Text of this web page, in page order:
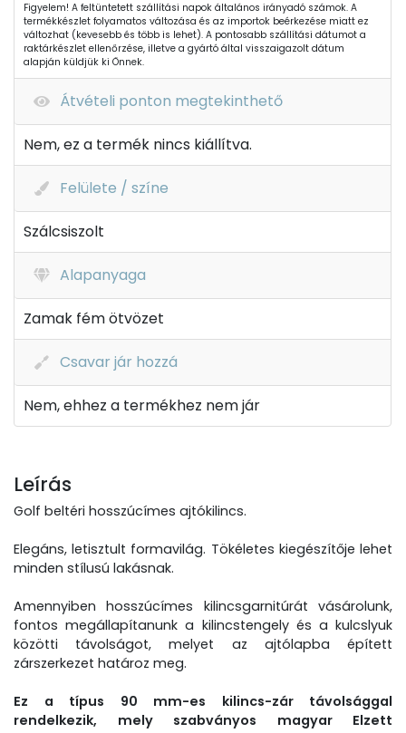
Figyelem! A feltüntetett szállítási napok általános irányadó számok. A
termékkészlet folyamatos változása és az importok beérkezése miatt ez
változhat (kevesebb és több is lehet). A pontosabb szállítási dátumot a
raktárkészlet ellenőrzése, illetve a gyártó által visszaigazolt dátum
alapján küldjük ki Önnek.
Átvételi ponton megtekinthető
Nem, ez a termék nincs kiállítva.
Felülete / színe
Szálcsiszolt
Alapanyaga
Zamak fém ötvözet
Csavar jár hozzá
Nem, ehhez a termékhez nem jár
Leírás
Golf beltéri hosszúcímes ajtókilincs.
Elegáns, letisztult formavilág. Tökéletes kiegészítője lehet
minden stílusú lakásnak.
Amennyiben hosszúcímes kilincsgarnitúrát vásárolunk,
fontos megállapítanunk a kilincstengely és a kulcslyuk
közötti távolságot, melyet az ajtólapba épített
zárszerkezet határoz meg.
Ez a típus 90 mm-es kilincs-zár távolsággal
rendelkezik, mely szabványos magyar Elzett